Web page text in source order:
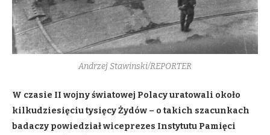
Andrzej Stawinski/REPORTER
W czasie II wojny światowej Polacy uratowali około
kilkudziesięciu tysięcy Żydów – o takich szacunkach
badaczy powiedział wiceprezes Instytutu Pamięci